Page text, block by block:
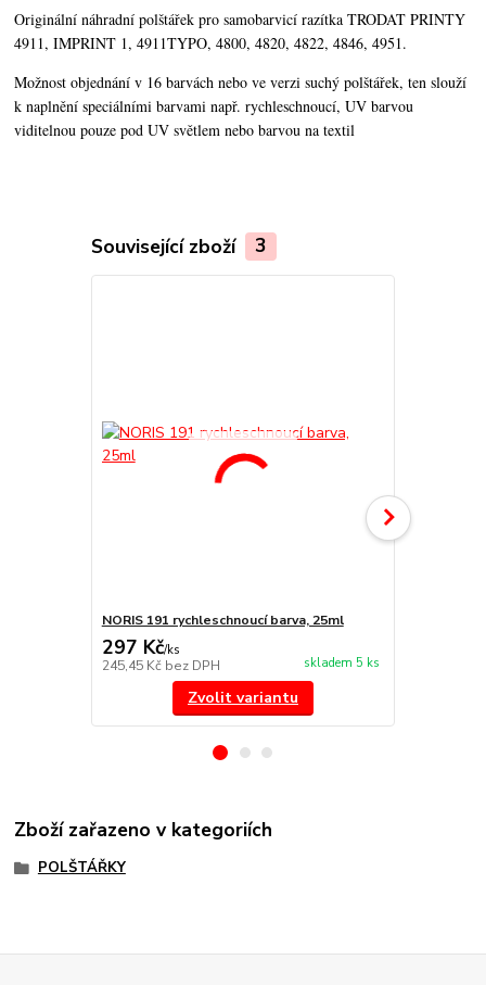
Originální náhradní polštářek pro samobarvicí razítka TRODAT PRINTY
4911, IMPRINT 1, 4911TYPO, 4800, 4820, 4822, 4846, 4951.
Možnost objednání v 16 barvách nebo ve verzi suchý polštářek,ten slouží
k naplnění speciálními barvami např. rychleschnoucí, UV barvou
viditelnou pouze pod UV světlem nebo barvou na textil
Související zboží 3
NORIS 191 rychleschnoucí barva, 25ml
297 Kč/ks
245,45 Kč bez DPH skladem 5 ks
Zvolit variantu
Zboží zařazeno v kategoriích
POLŠTÁŘKY